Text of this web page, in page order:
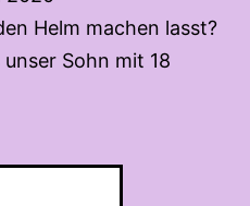
Helm machen lasst?
Sohn mit 18